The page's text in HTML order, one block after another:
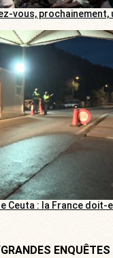
vous,
Ceuta : la France
ENQUÊTES